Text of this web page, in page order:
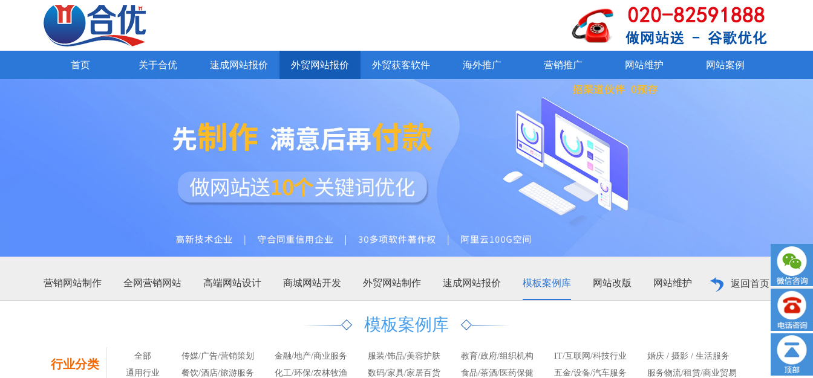
首页 关于合优 速成网站报价 外贸网站报价 外贸获客软件 海外推广 营销推广
营销推广
网站维护 网站案例
外贸网站报价
通
在线交易系统
360°VR看厂
Google推广
SEO网站优化 SSL证书
知名企业 企业官网 商务服务 商城、行业门户 响应式、H5网站 手机、微信
营销网站制作 全网营销网站 高端网站设计 商城网站开发 外贸网站制作 速成网站报价 模板案例库 网站改版 网站维护 返回首页
模板案例库
行业分类
全部 传媒/广告/营销策划 金融/地产/商业服务 服装/饰品/美容护肤 教育/政府/组织机构 IT/互联网/科技行业
婚庆 / 摄影 / 生活服务
通用行业
餐饮/酒店/旅游服务 化工/环保/农林牧渔 数码/家具/家居百货 食品/茶酒/医药保健 五金/设备/汽车服务 服务物流/租赁/商业贸易